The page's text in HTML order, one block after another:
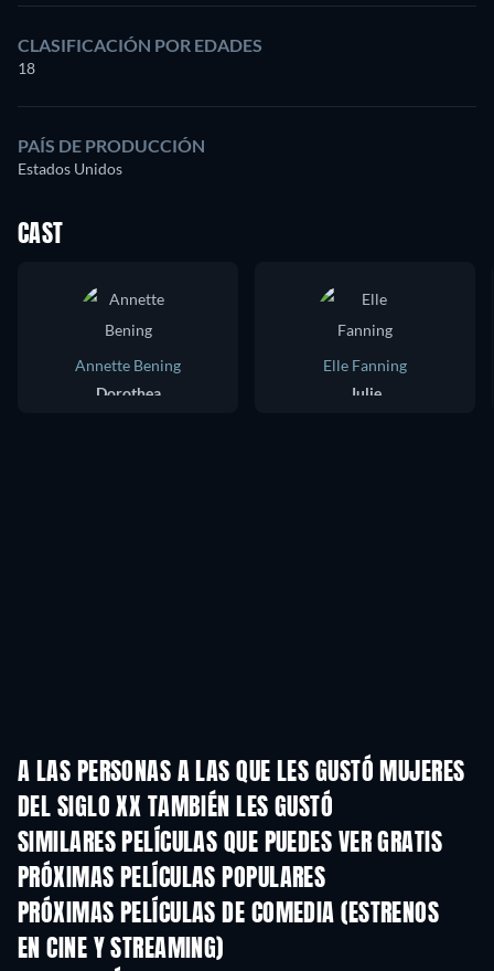
CLASIFICACIÓN POR EDADES
18
PAÍS DE PRODUCCIÓN
Estados Unidos
CAST
Annette Bening
Dorothea
Elle Fanning
Julie
A LAS PERSONAS A LAS QUE LES GUSTÓ MUJERES
DEL SIGLO XX TAMBIÉN LES GUSTÓ
SIMILARES PELÍCULAS QUE PUEDES VER GRATIS
PRÓXIMAS PELÍCULAS POPULARES
PRÓXIMAS PELÍCULAS DE COMEDIA (ESTRENOS
EN CINE Y STREAMING)